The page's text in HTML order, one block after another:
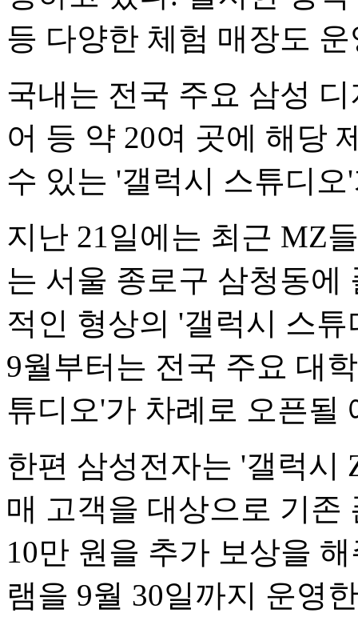
등 다양한 체험 매장도
국내는 전국 주요 삼성
어 등 약 20여 곳에 해당
수 있는 '갤럭시 스튜디
지난 21일에는 최근 MZ
는 서울 종로구 삼청동에
적인 형상의 '갤럭시 스
9월부터는 전국 주요 대
튜디오'가 차례로 오픈될
한편 삼성전자는 '갤럭시
매 고객을 대상으로 기존
10만 원을 추가 보상을
램을 9월 30일까지 운영